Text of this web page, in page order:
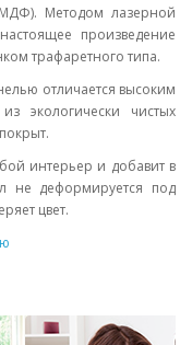
Методом лазерной
произведение
трафаретного типа.
отличается высоким
экологически чистых
интерьер и добавит в
не деформируется под
цвет.